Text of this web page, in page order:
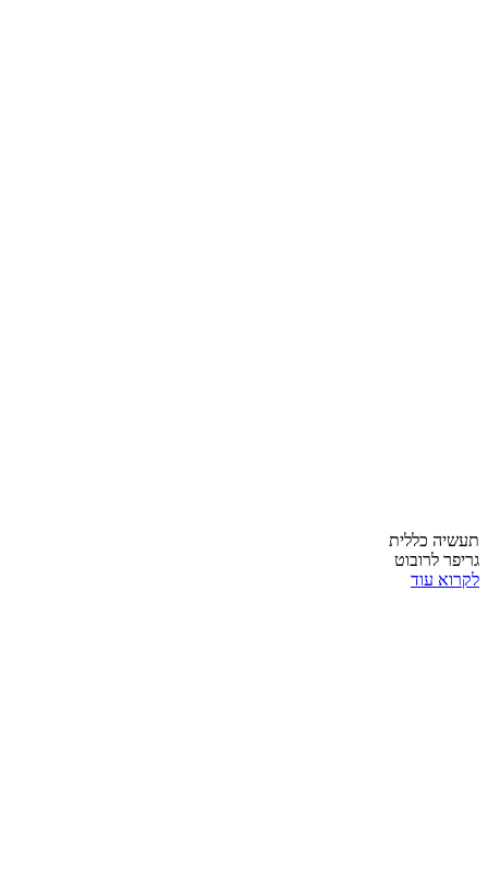
תעשיה כללית
גריפר לרובוט
לקרוא עוד